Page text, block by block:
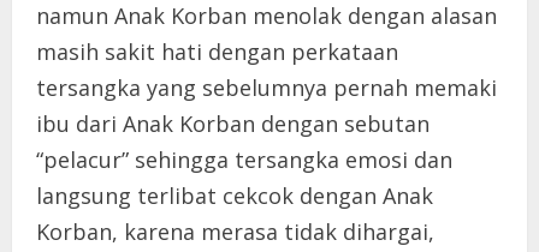
namun Anak Korban menolak dengan alasan
masih sakit hati dengan perkataan
tersangka yang sebelumnya pernah memaki
ibu dari Anak Korban dengan sebutan
“pelacur” sehingga tersangka emosi dan
langsung terlibat cekcok dengan Anak
Korban, karena merasa tidak dihargai,